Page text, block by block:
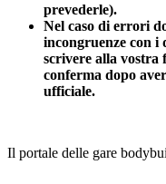
prevederle).
Nel caso di errori
incongruenze con i
scrivere alla vostra
conferma dopo
ufficiale.
Il portale delle gare